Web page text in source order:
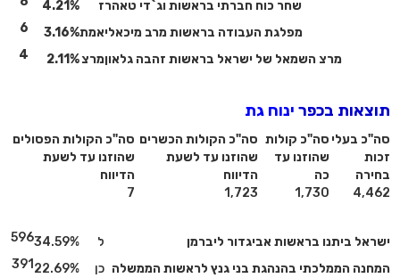
שחר כוח חברתי בראשות וג`די טאהרז 4.21%
מפלגת העבודה בראשות מרב מיכאליאמת3.16%
מרצ השמאל של ישראל בראשות זהבה גלאוןמרצ2.11%
4
תוצאות בכפרינוח גת
סה"כ בעלי
זכות
בחירה
סה"כ קולות
שהוזנו עד
כה
סה"כ הקולות הכשרים
שהוזנו עד לשעת
הדיווח
סה"כ הקולות הפסולים
שהוזנו עד לשעת
הדיווח
4,462
1,730
1,723
ישראל ביתנו בראשות אביגדור ליברמן 34.59%
596
המחנה הממלכתי בהנהגת בני גנץ לראשות הממשלה כן 22.69%
391